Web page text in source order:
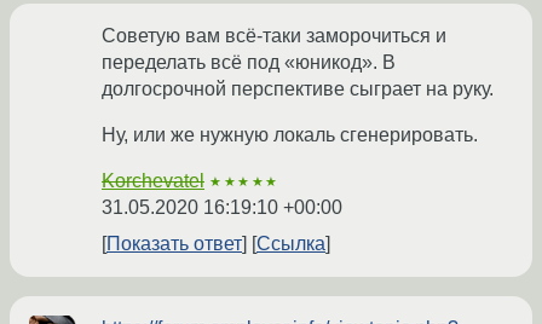
Советую вам всё-таки заморочиться и
переделать всё под «юникод». В
долгосрочной перспективе сыграет на руку.
Ну, или же нужную локаль сгенерировать.
Korchevatel ★★★★★
31.05.2020 16:19:10 +00:00
Показать ответ
Ссылка